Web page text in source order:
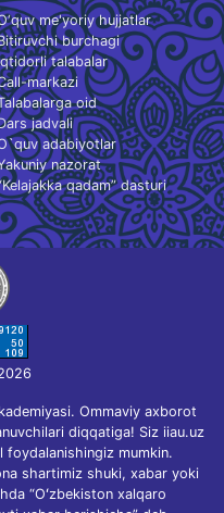
me'yoriy hujjatlar
burchagi
talabalar
markazi
oid
jadvali
adabiyotlar
nazorat
qadam” dasturi
Ommaviy axborot
diqqatiga! Siz iiau.uz
foydalanishingiz mumkin.
shartimiz shuki, xabar yoki
“Oʻzbekiston xalqaro